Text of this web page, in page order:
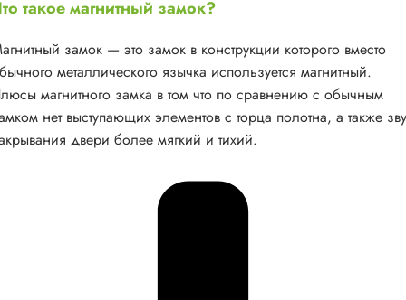
такое магнитный замок?
замок — это замок в конструкции которого вместо
металлического язычка используется магнитный.
магнитного замка в том что по сравнению с обычным
нет выступающих элементов с торца полотна, а также
двери более мягкий и тихий.